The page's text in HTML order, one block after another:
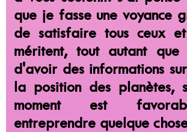
que je fasse une voyance
de satisfaire tous ceux
méritent, tout autant que
d'avoir des informations
la position des planètes,
moment est
entreprendre quelque